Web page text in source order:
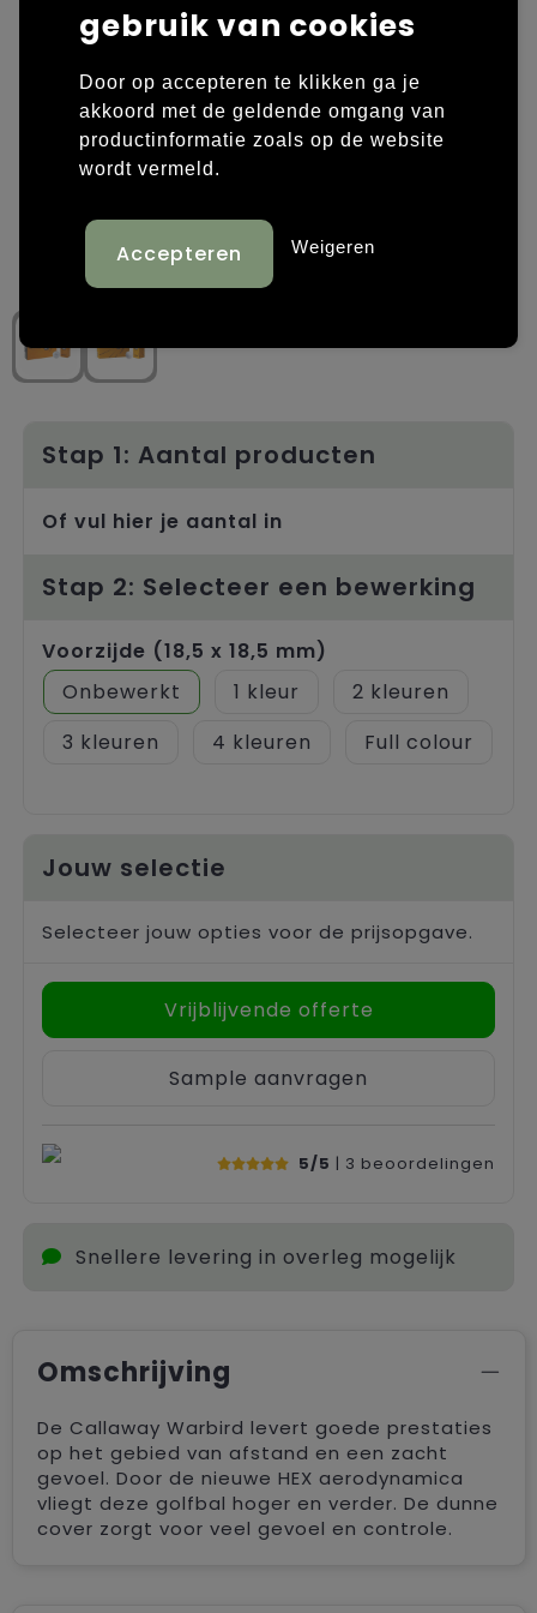
Laptop hoezen en tassen
Overige tassen
Papieren tassen
Reistassen
Schoudertassen
Overige kleding
Polo's
Sweaters bedrukken
Vesten bedrukken
Stap 1: Aantal producten
Of vul hier je aantal in
Stap 2: Selecteer een bewerking
Voorzijde (18,5 x 18,5 mm)
Onbewerkt
1
2
3
4 Full colour
Jouw selectie
Selecteer jouw opties voor de prijsopgave.
Vrijblijvende offerte
Sample aanvragen
5/5 | 3 beoordelingen
Snellere levering in overleg mogelijk
Omschrijving
De Callaway Warbird levert goede prestaties
op het gebied van afstand en een zacht
gevoel. Door de nieuwe HEX aerodynamica
vliegt deze golfbal hoger en verder. De dunne
cover zorgt voor veel gevoel en controle.
gebruik van cookies
Door op accepteren te klikken ga je
akkoord met de geldende omgang van
productinformatie zoals op de website
wordt vermeld.
Weigeren